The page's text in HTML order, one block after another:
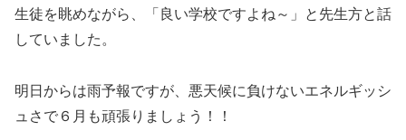
生徒を眺めながら、「良い学校ですよね～」と先生方と話
していました。
明日からは雨予報ですが、悪天候に負けないエネルギッシ
ュさで６月も頑張りましょう！！